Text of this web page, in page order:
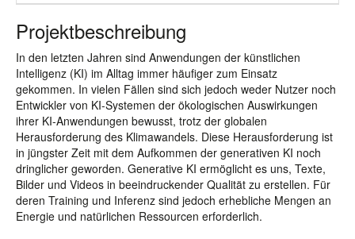
Projektbeschreibung
In den letzten Jahren sind Anwendungen der künstlichen
Intelligenz (KI) im Alltag immer häufiger zum Einsatz
gekommen. In vielen Fällen sind sich jedoch weder Nutzer noch
Entwickler von KI-Systemen der ökologischen Auswirkungen
ihrer KI-Anwendungen bewusst, trotz der globalen
Herausforderung des Klimawandels. Diese Herausforderung ist
in jüngster Zeit mit dem Aufkommen der generativen KI noch
dringlicher geworden. Generative KI ermöglicht es uns, Texte,
Bilder und Videos in beeindruckender Qualität zu erstellen. Für
deren Training und Inferenz sind jedoch erhebliche Mengen an
Energie und natürlichen Ressourcen erforderlich.